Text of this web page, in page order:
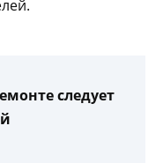
следует